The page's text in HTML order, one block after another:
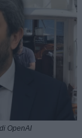
OpenAI